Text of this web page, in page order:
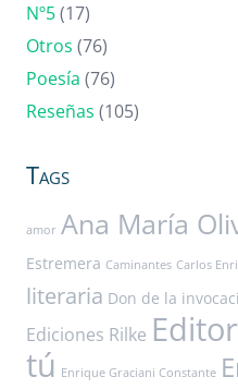
Nº5(17)
Otros (76)
Poesía (76)
Reseñas (105)
Tags
amor Ana María
Estremera Caminantes Carlos
literaria Don de la
Ediciones Rilke
tú Enrique Graciani Constante